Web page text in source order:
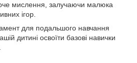
мислення, залучаючи малюка
ігор.
для подальшого навчання
дитині освоїти базові навички